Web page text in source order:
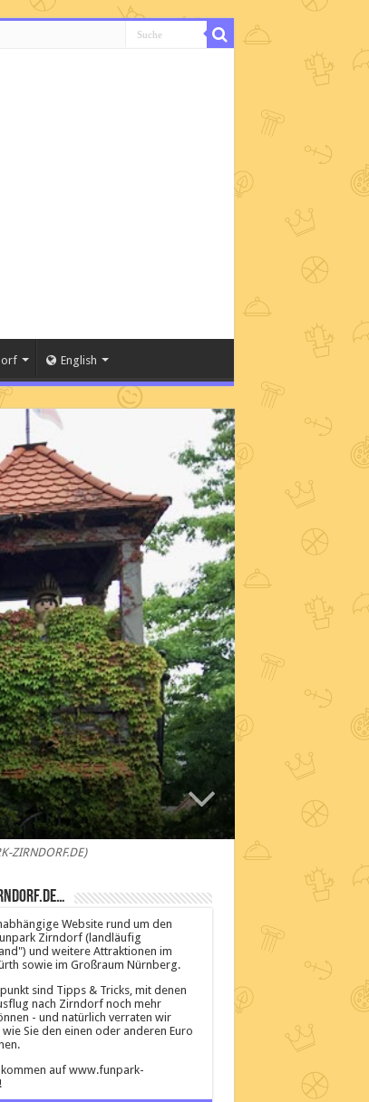
English
ZIRNDORF.DE)
Website rund um den
Zirndorf (landläufig
und weitere Attraktionen im
sowie im Großraum Nürnberg.
sind Tipps & Tricks, mit denen
nach Zirndorf noch mehr
- und natürlich verraten wir
Sie den einen oder anderen Euro
auf www.funpark-